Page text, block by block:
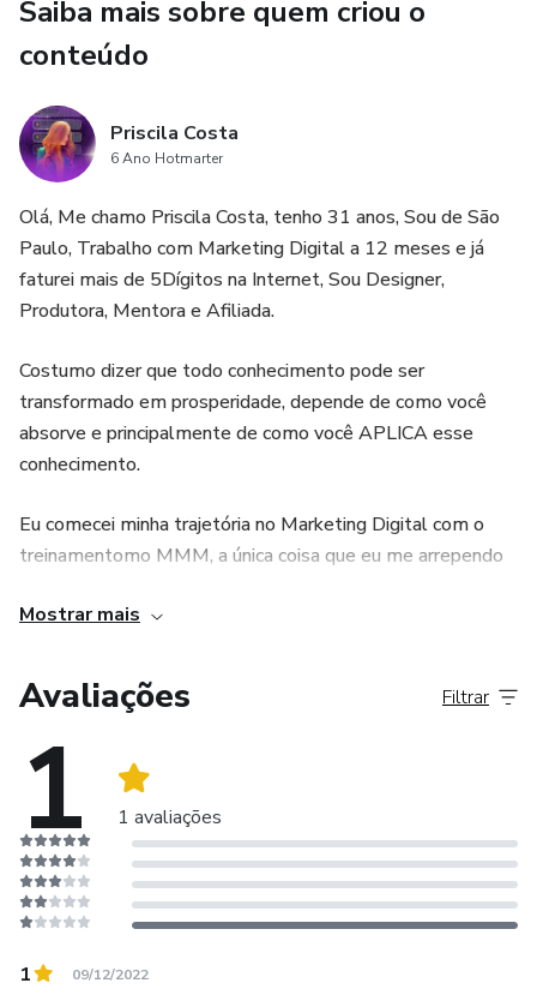
Adquira no valor promocional de lançamento.
Saiba mais sobre quem criou o
conteúdo
Priscila Costa
6 Ano Hotmarter
Olá, Me chamo Priscila Costa, tenho 31 anos, Sou de São
Paulo, Trabalho com Marketing Digital a 12 meses e já
faturei mais de 5Dígitos na Internet, Sou Designer,
Produtora, Mentora e Afiliada.
Costumo dizer que todo conhecimento pode ser
transformado em prosperidade, depende de como você
absorve e principalmente de como você APLICA esse
conhecimento.
Eu comecei minha trajetória no Marketing Digital com o
treinamentomo MMM, a única coisa que eu me arrependo
.
.
Mostrar mais
Avaliações
1 1 avaliações
Filtrar
1 09/12/2022